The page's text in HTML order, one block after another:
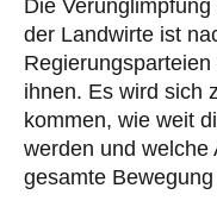
Die
der Landwirte ist
ihnen. Es wird sich
kommen, wie weit
werden und welche
gesamte